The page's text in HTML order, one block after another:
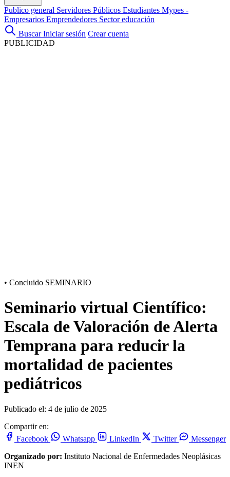
Publico general Servidores Públicos Estudiantes Mypes -
Empresarios Emprendedores Sector educación
Buscar Iniciar sesión Crear cuenta
PUBLICIDAD
• Concluido SEMINARIO
Seminario virtual Científico:
Escala de Valoración de Alerta
Temprana para reducir la
mortalidad de pacientes
pediátricos
Publicado el: 4 de julio de 2025
Compartir en:
Facebook
Whatsapp LinkedIn Twitter
Messenger
Organizado por: Instituto Nacional de Enfermedades Neoplásicas
INEN